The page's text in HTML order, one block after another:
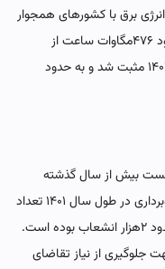
انرژی برق با کشورهای همجوار
مواجه شد؛ به‌طوری که در این سال واردات حدود ۴۷۶مگاوات ساعت از
صادرات برق پیشی گرفت. این تراز در تابستان ۱۴۰۱ مثبت شد و به حدود
بیش از سال گذشته
افزایش یابد؛ زیرا با وجود صدور ۶۴۰۰پروانه بهره‌‌‌برداری در طول سال ۱۴۰۱ تعداد
انشعاب فروخته‌شده به این مشترکان نسبتا حدود ۲هزار انشعاب بوده است.
جلوگیری از نیاز تقاضای